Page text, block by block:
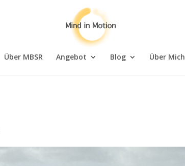
Über MBSR Angebot Blog Über Mich